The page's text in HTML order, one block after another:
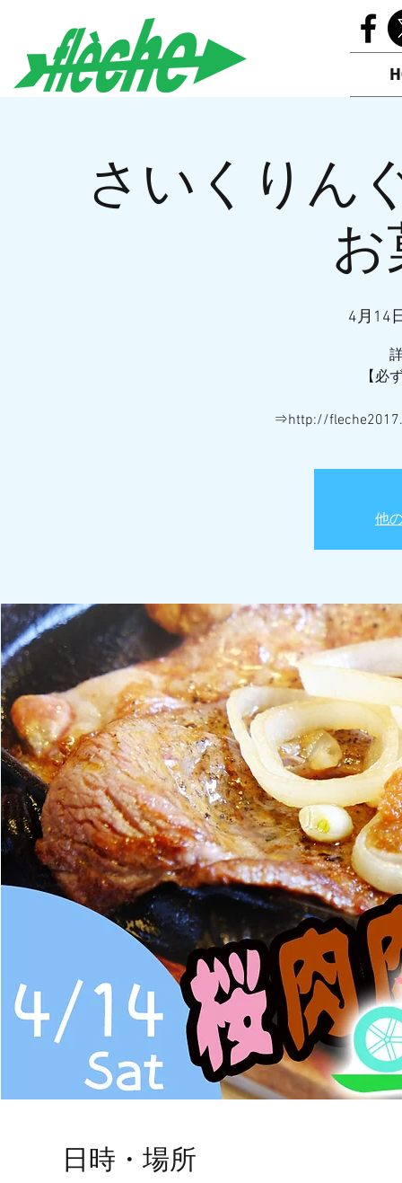
さいくりん
4月14
【必
⇒http://
他
日時・場所